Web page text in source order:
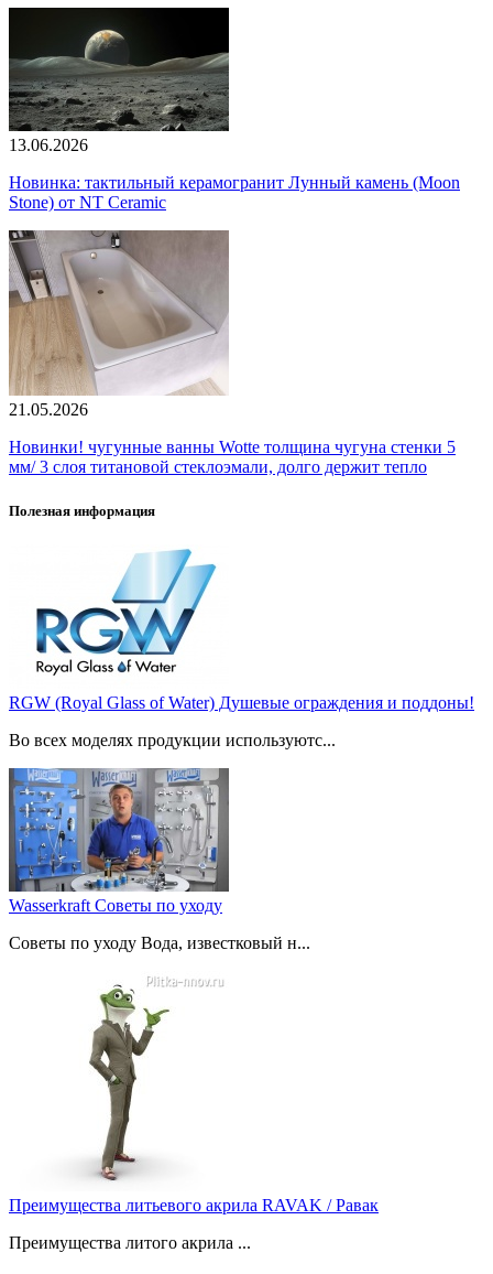
13.06.2026
Новинка: тактильный керамогранит Лунный камень (Moon
Stone) от NT Ceramic
21.05.2026
Новинки! чугунные ванны Wotte толщина чугуна стенки 5
мм/ 3 слоя титановой стеклоэмали, долго держит тепло
Полезная информация
RGW (Royal Glass of Water) Душевые ограждения и поддоны!
Во всех моделях продукции используютс...
Wasserkraft Советы по уходу
Советы по уходу Вода, известковый н...
Преимущества литьевого акрила RAVAK / Равак
Преимущества литого акрила ...